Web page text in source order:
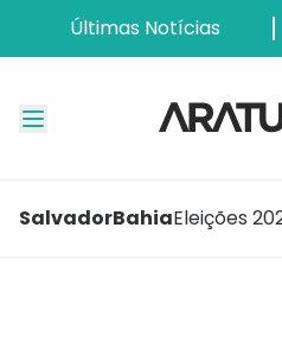
Últimas Notícias
SalvadorBahiaEleições